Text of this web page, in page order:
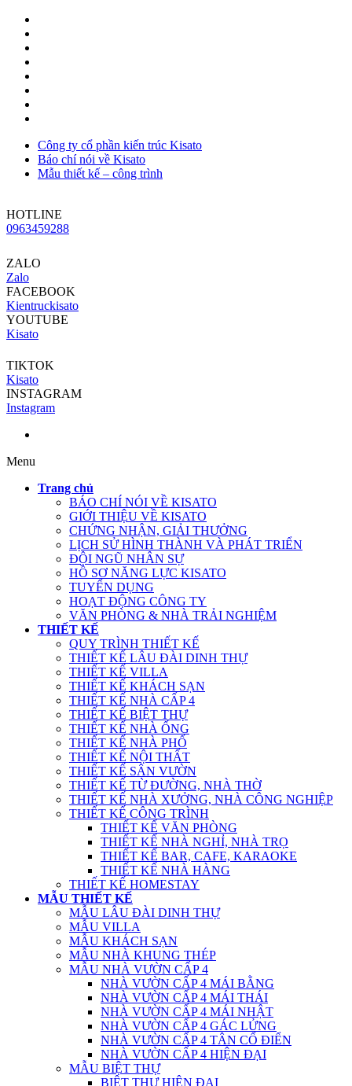
Công ty cổ phần kiến trúc Kisato
Báo chí nói về Kisato
Mẫu thiết kế – công trình
HOTLINE
0963459288
ZALO
Zalo
FACEBOOK
Kientruckisato
YOUTUBE
Kisato
TIKTOK
Kisato
INSTAGRAM
Instagram
Menu
Trang chủ
BÁO CHÍ NÓI VỀ KISATO
GIỚI THIỆU VỀ KISATO
CHỨNG NHẬN, GIẢI THƯỞNG
LỊCH SỬ HÌNH THÀNH VÀ PHÁT TRIỂN
ĐỘI NGŨ NHÂN SỰ
HỒ SƠ NĂNG LỰC KISATO
TUYỂN DỤNG
HOẠT ĐỘNG CÔNG TY
VĂN PHÒNG & NHÀ TRẢI NGHIỆM
THIẾT KẾ
QUY TRÌNH THIẾT KẾ
THIẾT KẾ LÂU ĐÀI DINH THỰ
THIẾT KẾ VILLA
THIẾT KẾ KHÁCH SẠN
THIẾT KẾ NHÀ CẤP 4
THIẾT KẾ BIỆT THỰ
THIẾT KẾ NHÀ ỐNG
THIẾT KẾ NHÀ PHỐ
THIẾT KẾ NỘI THẤT
THIẾT KẾ SÂN VƯỜN
THIẾT KẾ TỪ ĐƯỜNG, NHÀ THỜ
THIẾT KẾ NHÀ XƯỞNG, NHÀ CÔNG NGHIỆP
THIẾT KẾ CÔNG TRÌNH
THIẾT KẾ VĂN PHÒNG
THIẾT KẾ NHÀ NGHỈ, NHÀ TRỌ
THIẾT KẾ BAR, CAFE, KARAOKE
THIẾT KẾ NHÀ HÀNG
THIẾT KẾ HOMESTAY
MẪU THIẾT KẾ
MẪU LÂU ĐÀI DINH THỰ
MẪU VILLA
MẪU KHÁCH SẠN
MẪU NHÀ KHUNG THÉP
MẪU NHÀ VƯỜN CẤP 4
NHÀ VƯỜN CẤP 4 MÁI BẰNG
NHÀ VƯỜN CẤP 4 MÁI THÁI
NHÀ VƯỜN CẤP 4 MÁI NHẬT
NHÀ VƯỜN CẤP 4 GÁC LỬNG
NHÀ VƯỜN CẤP 4 TÂN CỔ ĐIỂN
NHÀ VƯỜN CẤP 4 HIỆN ĐẠI
MẪU BIỆT THỰ
BIỆT THỰ HIỆN ĐẠI